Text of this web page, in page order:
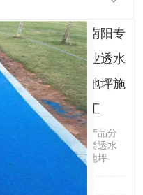
南阳专
业透水
地坪施
工
产品分
类透水
地坪